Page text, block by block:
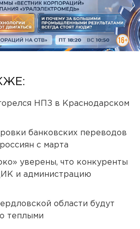
НПЗ в Краснодарском
банковских переводов
с марта
уверены, что конкуренты
и администрацию
области будут
теплыми